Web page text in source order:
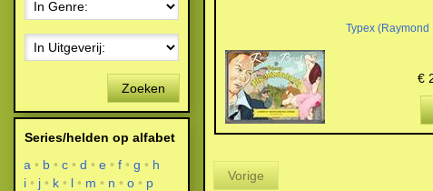
Typex (Raymond
€
Vorige
Zoeken
Series/helden op alfabet
a
b c d e f g
h
i
j k l m n o
p